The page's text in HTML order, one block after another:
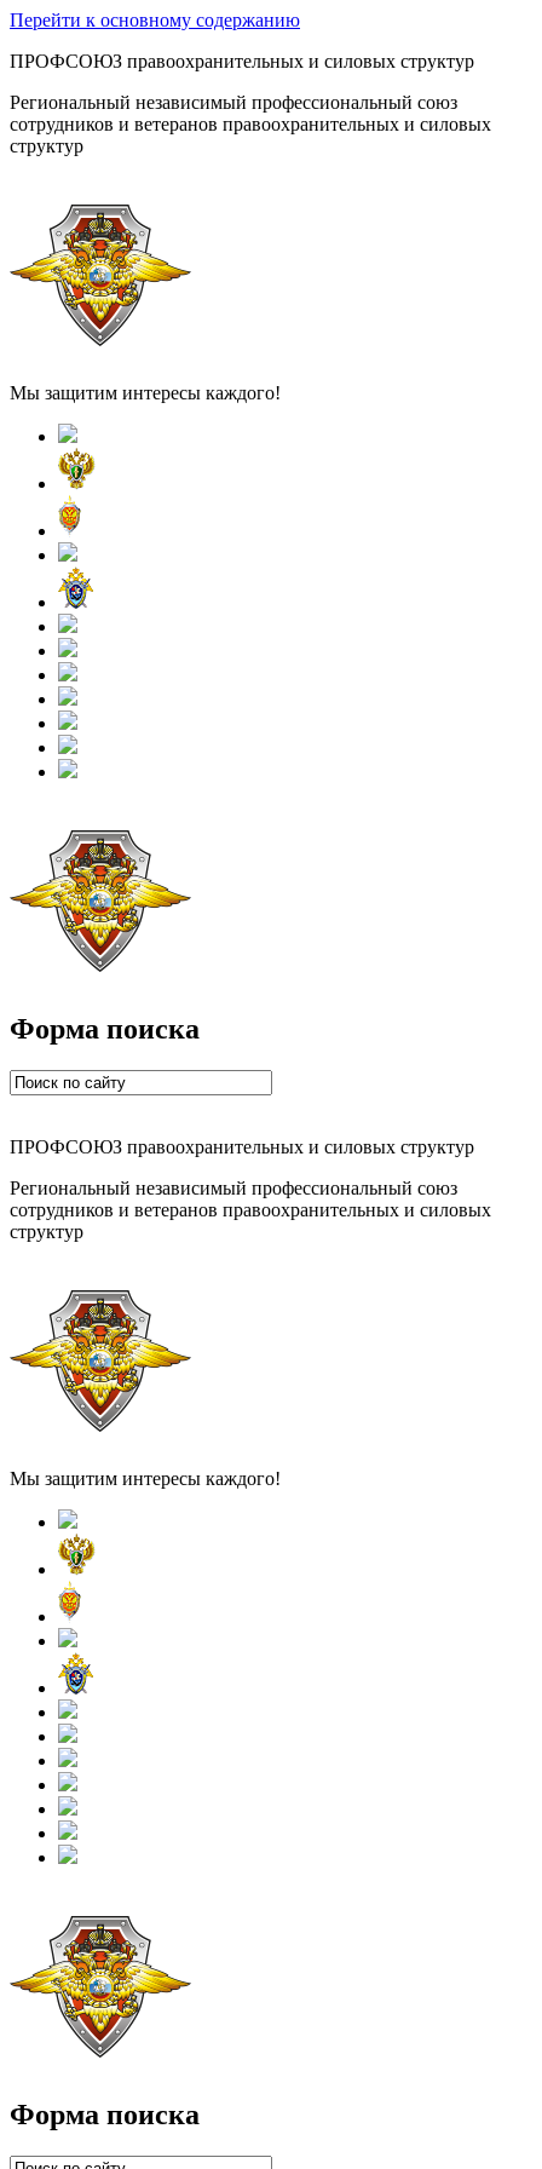
Перейти к основному содержанию
ПРОФСОЮЗ правоохранительных и силовых структур
Региональный независимый профессиональный союз
сотрудников и ветеранов правоохранительных и силовых
структур
Мы защитим интересы каждого!
Форма поиска
ПРОФСОЮЗ правоохранительных и силовых структур
Региональный независимый профессиональный союз
сотрудников и ветеранов правоохранительных и силовых
структур
Мы защитим интересы каждого!
Форма поиска